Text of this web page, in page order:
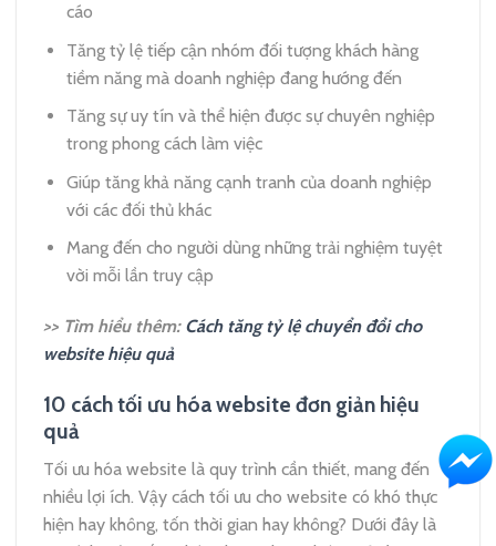
cáo
Tăng tỷ lệ tiếp cận nhóm đối tượng khách hàng
tiềm năng mà doanh nghiệp đang hướng đến
Tăng sự uy tín và thể hiện được sự chuyên nghiệp
trong phong cách làm việc
Giúp tăng khả năng cạnh tranh của doanh nghiệp
với các đối thủ khác
Mang đến cho người dùng những trải nghiệm tuyệt
vời mỗi lần truy cập
>> Tìm hiểu thêm: Cách tăng tỷ lệ chuyển đổi cho
website hiệu quả
10 cách tối ưu hóa website đơn giản hiệu
quả
Tối ưu hóa website là quy trình cần thiết, mang đến
nhiều lợi ích. Vậy cách tối ưu cho website có khó thực
hiện hay không, tốn thời gian hay không? Dưới đây là